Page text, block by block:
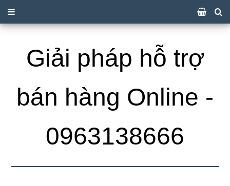
Giải pháp hỗ trợ
bán hàng Online -
0963138666